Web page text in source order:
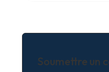
Soumettre un